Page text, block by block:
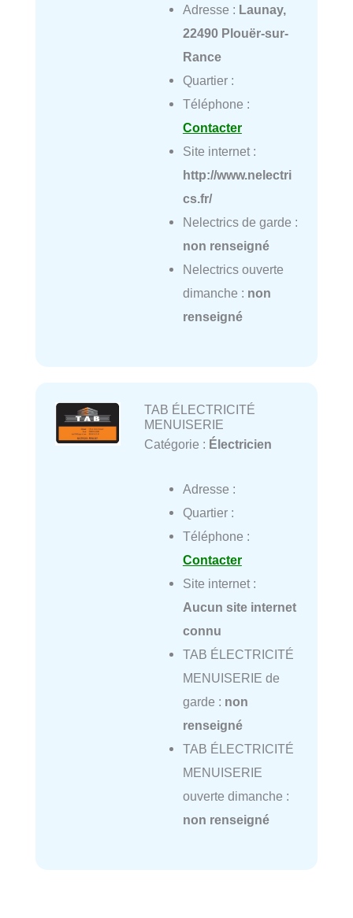
Adresse : Launay,
22490 Plouër-sur-
Rance
Quartier :
Téléphone :
Contacter
Site internet :
http://www.nelectri
cs.fr/
Nelectrics de garde :
non renseigné
Nelectrics ouverte
dimanche : non
renseigné
TAB ÉLECTRICITÉ
MENUISERIE
Catégorie : Électricien
Adresse :
Quartier :
Téléphone :
Contacter
Site internet :
Aucun site internet
connu
TAB ÉLECTRICITÉ
MENUISERIE de
garde : non
renseigné
TAB ÉLECTRICITÉ
MENUISERIE
ouverte dimanche :
non renseigné